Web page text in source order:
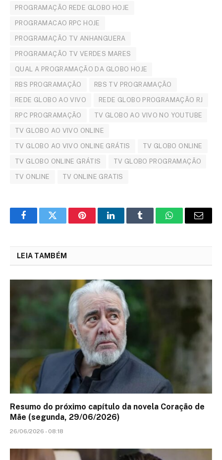
PROGRAMAÇÃO REDE GLOBO HOJE
PROGRAMACAO RPC HOJE
PROGRAMAÇÃO TV ANHANGUERA
PROGRAMAÇÃO TV VERDES MARES
QUAL A PROGRAMAÇÃO DA GLOBO HOJE
RBS PROGRAMAÇÃO RBS TV PROGRAMAÇÃO
REDE GLOBO AO VIVO REDE GLOBO PROGRAMAÇÃO RJ
RPC PROGRAMAÇÃO TV GLOBO AO VIVO NO YOUTUBE
TV GLOBO AO VIVO ONLINE
TV GLOBO AO VIVO ONLINE GRÁTIS TV GLOBO ONLINE
TV GLOBO ONLINE GRÁTIS TV GLOBO PROGRAMAÇÃO
TV ONLINE TV ONLINE GRATIS
FacebookTwitter PinterestLinkedInTumblr WhatsAppEmail
LEIA TAMBÉM
Resumo do próximo capítulo da novela Coração de
Mãe (segunda, 29/06/2026)
26/06/2026 - 08:18